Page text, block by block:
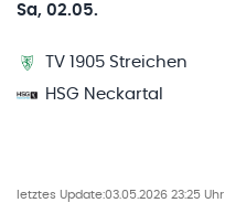
Sa, 02.05.
TV 1905 Streichen
HSG Neckartal
letztes Update:03.05.2026 23:25 Uhr